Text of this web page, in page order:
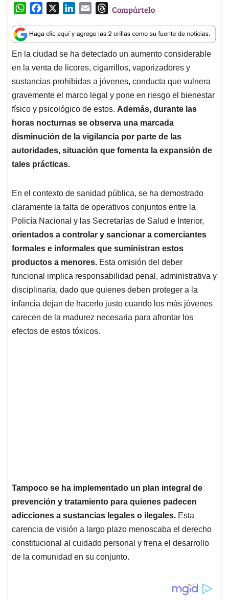
W
a
t
s
A
p
p
c
e
b
o
o
k
n
k
e
d
I
n
a
i
l
T
r
e
a
d
s
Compártelo
En la ciudad se ha detectado un aumento considerable
en la venta de licores, cigarrillos, vaporizadores y
sustancias prohibidas a jóvenes, conducta que vulnera
gravemente el marco legal y pone en riesgo el bienestar
físico y psicológico de estos. Además, durante las
horas nocturnas se observa una marcada
disminución de la vigilancia por parte de las
autoridades, situación que fomenta la expansión de
tales prácticas.
En el contexto de sanidad pública, se ha demostrado
claramente la falta de operativos conjuntos entre la
Policía Nacional y las Secretarías de Salud e Interior,
orientados a controlar y sancionar a comerciantes
formales e informales que suministran estos
productos a menores. Esta omisión del deber
funcional implica responsabilidad penal, administrativa y
disciplinaria, dado que quienes deben proteger a la
infancia dejan de hacerlo justo cuando los más jóvenes
carecen de la madurez necesaria para afrontar los
efectos de estos tóxicos.
Tampoco se ha implementado un plan integral de
prevención y tratamiento para quienes padecen
adicciones a sustancias legales o ilegales. Esta
carencia de visión a largo plazo menoscaba el derecho
constitucional al cuidado personal y frena el desarrollo
de la comunidad en su conjunto.